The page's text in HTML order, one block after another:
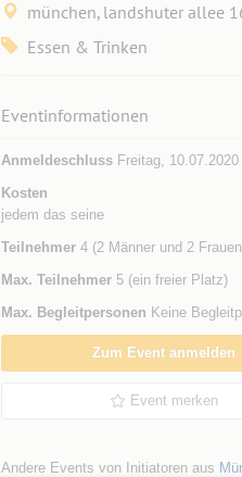
münchen, landshuter allee
Essen & Trinken
Eventinformationen
AnmeldeschlussFreitag, 10.07.2020
Kosten
jedem das seine
Teilnehmer4 (2 Männer und 2
Max. Teilnehmer5 (ein freier Platz)
Max. Begleitpersonen Keine
Zum Event anmelden
Event merken
Andere Events von Initiatoren aus